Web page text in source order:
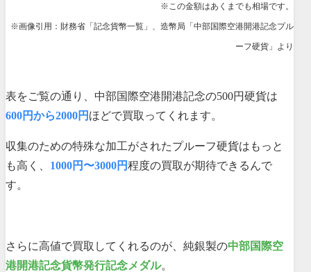
※この金額はあくまでも相場です。
※画像引用：財務省「記念貨幣一覧」、造幣局「中部国際空港開港記念プル
ーフ硬貨」より
表をご覧の通り、中部国際空港開港記念の500円硬貨は
600円から2000円 ほどで買取ってくれます。
収集のための特殊な加工がされたプルーフ硬貨はもっと
も高く、 1000円〜3000円程度の買取が期待できるんで
す。
さらに高値で買取してくれるのが、純銀製の中部国際空
港開港記念貨幣発行記念メダル。